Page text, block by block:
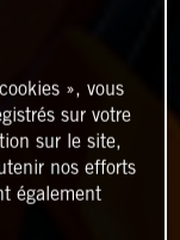
», vous
sur votre
sur le site,
nos efforts
également